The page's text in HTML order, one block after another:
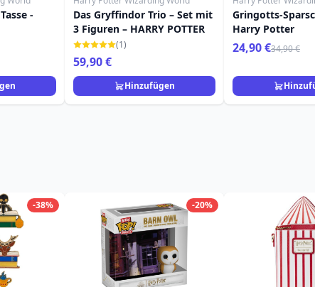
-
Das Gryffindor Trio – Set mit
3 Figuren – HARRY POTTER
(1)
59,90 €
Hinzufügen
Gringotts-
Harry Potter
24,90 €34,90 €
-38% -20%